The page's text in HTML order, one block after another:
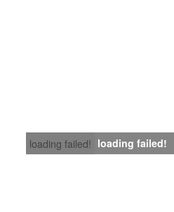
loading failed! loading failed!